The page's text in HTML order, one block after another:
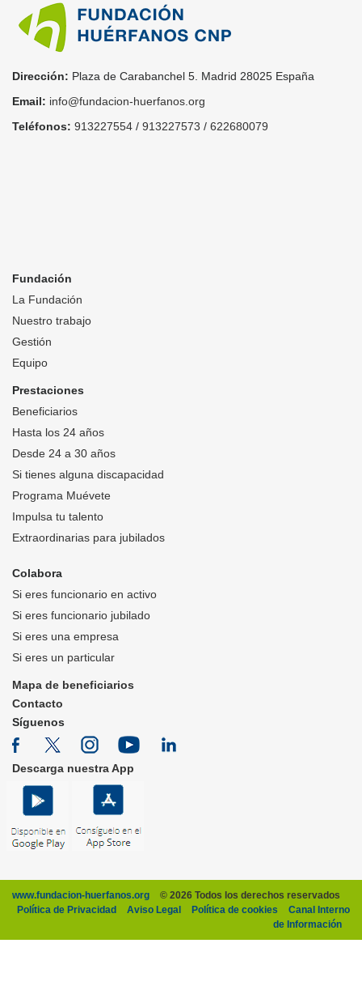
Dirección: Plaza de Carabanchel 5. Madrid 28025 España
Email: info@fundacion-huerfanos.org
Teléfonos: 913227554 / 913227573 / 622680079
Fundación
La Fundación
Nuestro trabajo
Gestión
Equipo
Prestaciones
Beneficiarios
Hasta los 24 años
Desde 24 a 30 años
Si tienes alguna discapacidad
Programa Muévete
Impulsa tu talento
Extraordinarias para jubilados
Colabora
Si eres funcionario en activo
Si eres funcionario jubilado
Si eres una empresa
Si eres un particular
Mapa de beneficiarios
Contacto
Síguenos
Descarga nuestra App
www.fundacion-huerfanos.org
© 2026 Todos los derechos reservados
Política de Privacidad
Aviso Legal Política de cookies
Canal Interno
de Información